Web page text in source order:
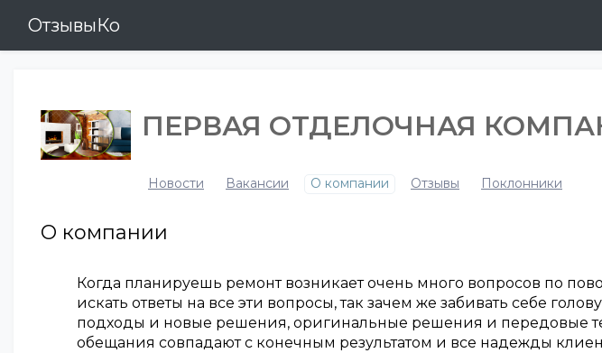
ОтзывыКо
ПЕРВАЯ ОТДЕЛОЧНАЯ
Новости Вакансии О компании Отзывы Поклонники
О компании
Когда планируешь ремонт возникает очень много вопросов по
искать ответы на все эти вопросы, так зачем же забивать себе
подходы и новые решения, оригинальные решения и передовые
обещания совпадают с конечным результатом и все надежды